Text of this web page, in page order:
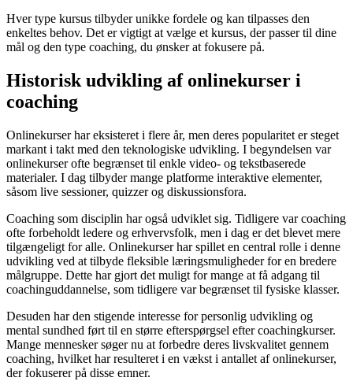
Hver type kursus tilbyder unikke fordele og kan tilpasses den
enkeltes behov. Det er vigtigt at vælge et kursus, der passer til dine
mål og den type coaching, du ønsker at fokusere på.
Historisk udvikling af onlinekurser i
coaching
Onlinekurser har eksisteret i flere år, men deres popularitet er steget
markant i takt med den teknologiske udvikling. I begyndelsen var
onlinekurser ofte begrænset til enkle video- og tekstbaserede
materialer. I dag tilbyder mange platforme interaktive elementer,
såsom live sessioner, quizzer og diskussionsfora.
Coaching som disciplin har også udviklet sig. Tidligere var coaching
ofte forbeholdt ledere og erhvervsfolk, men i dag er det blevet mere
tilgængeligt for alle. Onlinekurser har spillet en central rolle i denne
udvikling ved at tilbyde fleksible læringsmuligheder for en bredere
målgruppe. Dette har gjort det muligt for mange at få adgang til
coachinguddannelse, som tidligere var begrænset til fysiske klasser.
Desuden har den stigende interesse for personlig udvikling og
mental sundhed ført til en større efterspørgsel efter coachingkurser.
Mange mennesker søger nu at forbedre deres livskvalitet gennem
coaching, hvilket har resulteret i en vækst i antallet af onlinekurser,
der fokuserer på disse emner.